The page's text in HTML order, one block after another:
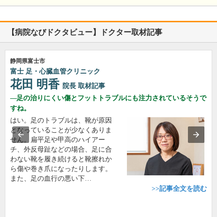
【病院なびドクタビュー】ドクター取材記事
静岡県富士市
富士 足・心臓血管クリニック
花田 明香 院長 取材記事
足の治りにくい傷とフットトラブルにも注力されているそうで
すね。
はい。足のトラブルは、靴が原因
となっていることが少なくありま
せん。扁平足や甲高のハイアー
チ、外反母趾などの場合、足に合
わない靴を履き続けると靴擦れか
ら傷や巻き爪になったりします。
また、足の血行の悪い下…
>>記事全文を読む